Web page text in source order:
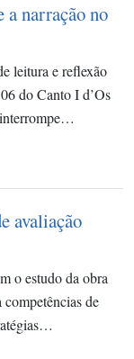
a narração no
leitura e reflexão
do Canto I d’Os
avaliação
o estudo da obra
de